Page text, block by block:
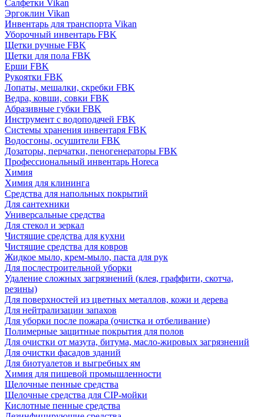
Салфетки Vikan
Эргоклин Vikan
Инвентарь для транспорта Vikan
Уборочный инвентарь FBK
Щетки ручные FBK
Щетки для пола FBK
Ерши FBK
Рукоятки FBK
Лопаты, мешалки, скребки FBK
Ведра, ковши, совки FBK
Абразивные губки FBK
Инструмент с водоподачей FBK
Системы хранения инвентаря FBK
Водосгоны, осушители FBK
Дозаторы, перчатки, пеногенераторы FBK
Профессиональный инвентарь Horeca
Химия
Химия для клининга
Средства для напольных покрытий
Для сантехники
Универсальные средства
Для стекол и зеркал
Чистящие средства для кухни
Чистящие средства для ковров
Жидкое мыло, крем-мыло, паста для рук
Для послестроительной уборки
Удаление сложных загрязнений (клея, граффити, скотча,
резины)
Для поверхностей из цветных металлов, кожи и дерева
Для нейтрализации запахов
Для уборки после пожара (очистка и отбеливание)
Полимерные защитные покрытия для полов
Для очистки от мазута, битума, масло-жировых загрязнений
Для очистки фасадов зданий
Для биотуалетов и выгребных ям
Химия для пищевой промышленности
Щелочные пенные средства
Щелочные средства для CIP-мойки
Кислотные пенные средства